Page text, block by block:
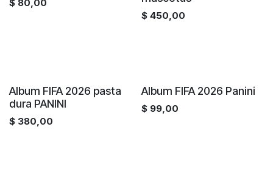
$ 80,00
$ 450,00
¡Nuevo!
Album FIFA 2026 pasta
dura PANINI
$ 380,00
¡Nuevo!
Album FIFA 2026 Panini
$ 99,00